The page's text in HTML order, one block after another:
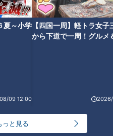
夏～小学
09 12:00
【四国一周】軽トラ女子
から下道で一周！グルメ
っと見る